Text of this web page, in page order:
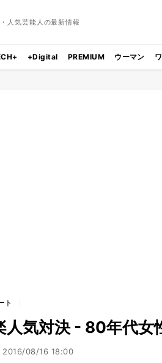
人気芸能人の最新情報
+Digital PREMIUM ウーマン
ト
人気対決 - 80年代
2016/08/16 18:00